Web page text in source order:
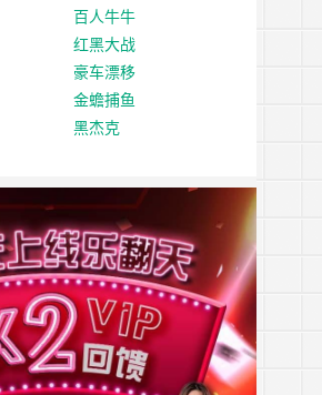
百人牛牛
红黑大战
豪车漂移
金蟾捕鱼
黑杰克